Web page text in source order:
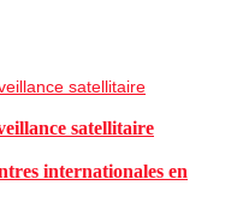
satellitaire
internationales en